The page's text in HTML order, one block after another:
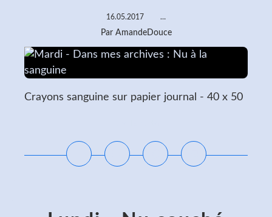
16.05.2017 …
Par AmandeDouce
Crayons sanguine sur papier journal - 40 x 50